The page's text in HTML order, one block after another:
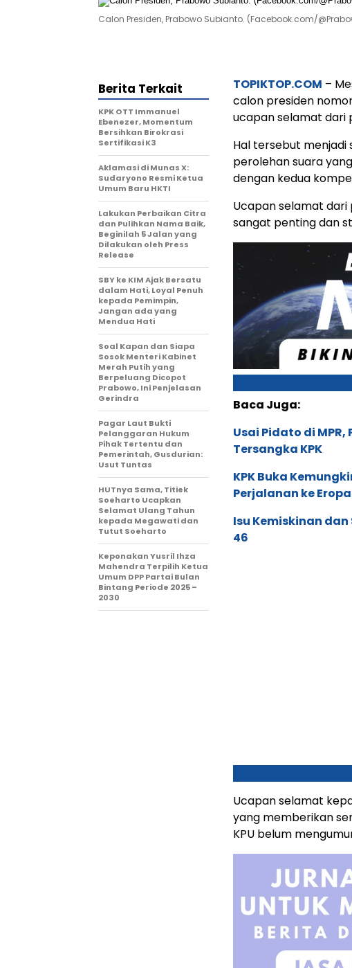
Calon Presiden, Prabowo Subianto. (Facebook.com/
TOPIKTOP.COM –
calon presiden
ucapan selamat dari
Hal tersebut menjadi
perolehan suara
dengan kedua
Ucapan selamat
sangat penting dan
Baca Juga:
Usai Pidato di
Tersangka KPK
KPK Buka
Perjalanan ke Eropa
Isu Kemiskinan dan
46
Ucapan selamat
yang memberikan
KPU belum
Berita Terkait
KPK OTT Immanuel
Ebenezer, Momentum
Bersihkan Birokrasi
Sertifikasi K3
Aklamasi di Munas X:
Sudaryono Resmi Ketua
Umum Baru HKTI
Lakukan Perbaikan Citra
dan Pulihkan Nama Baik,
Beginilah 5 Jalan yang
Dilakukan oleh Press
Release
SBY ke KIM Ajak Bersatu
dalam Hati, Loyal Penuh
kepada Pemimpin,
Jangan ada yang
Mendua Hati
Soal Kapan dan Siapa
Sosok Menteri Kabinet
Merah Putih yang
Berpeluang Dicopot
Prabowo, Ini Penjelasan
Gerindra
Pagar Laut Bukti
Pelanggaran Hukum
Pihak Tertentu dan
Pemerintah, Gusdurian:
Usut Tuntas
HUTnya Sama, Titiek
Soeharto Ucapkan
Selamat Ulang Tahun
kepada Megawati dan
Tutut Soeharto
Keponakan Yusril Ihza
Mahendra Terpilih Ketua
Umum DPP Partai Bulan
Bintang Periode 2025 –
2030